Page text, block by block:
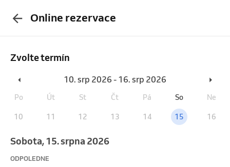
Online rezervace
Zvolte termín
10. srp 2026 - 16. srp 2026
Po Út St Čt Pá So Ne
10 11 12 13 14 15 16
sobota, 15. srpna 2026
ODPOLEDNE